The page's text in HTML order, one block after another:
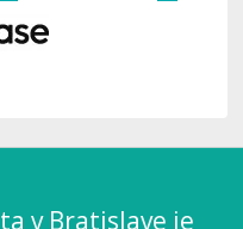
v Bratislave je